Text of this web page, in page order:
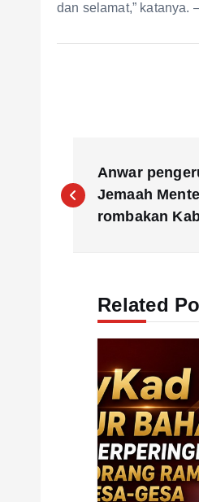
dan selamat,” katanya.
o
Anwar
Jemaah
rombakan
Related